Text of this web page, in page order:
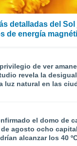
detalladas del
de energía
de ver
revela la
luz natural en las
el domo de
de agosto ocho
alcanzar los 40